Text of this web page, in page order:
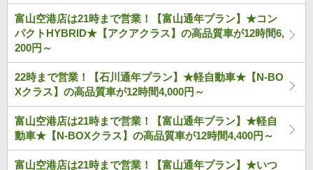
富山空港店は21時まで営業！【富山通年プラン】★コン
パクトHYBRID★【アクアクラス】の高品質車が12時間6,
200円～
22時まで営業！【石川通年プラン】★軽自動車★【N-BO
Xクラス】の高品質車が12時間4,000円～
富山空港店は21時まで営業！【富山通年プラン】★軽自
動車★【N-BOXクラス】の高品質車が12時間4,400円～
富山空港店は21時まで営業！【富山通年プラン】★いつ